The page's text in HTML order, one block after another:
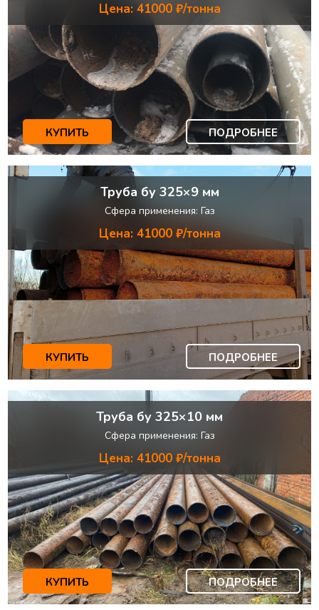
Цена: 41000 ₽/тонна
КУПИТЬ ПОДРОБНЕЕ
Труба бу 325×9 мм
Сфера применения: Газ
Цена: 41000 ₽/тонна
КУПИТЬ ПОДРОБНЕЕ
Труба бу 325×10 мм
Сфера применения: Газ
Цена: 41000 ₽/тонна
КУПИТЬ ПОДРОБНЕЕ